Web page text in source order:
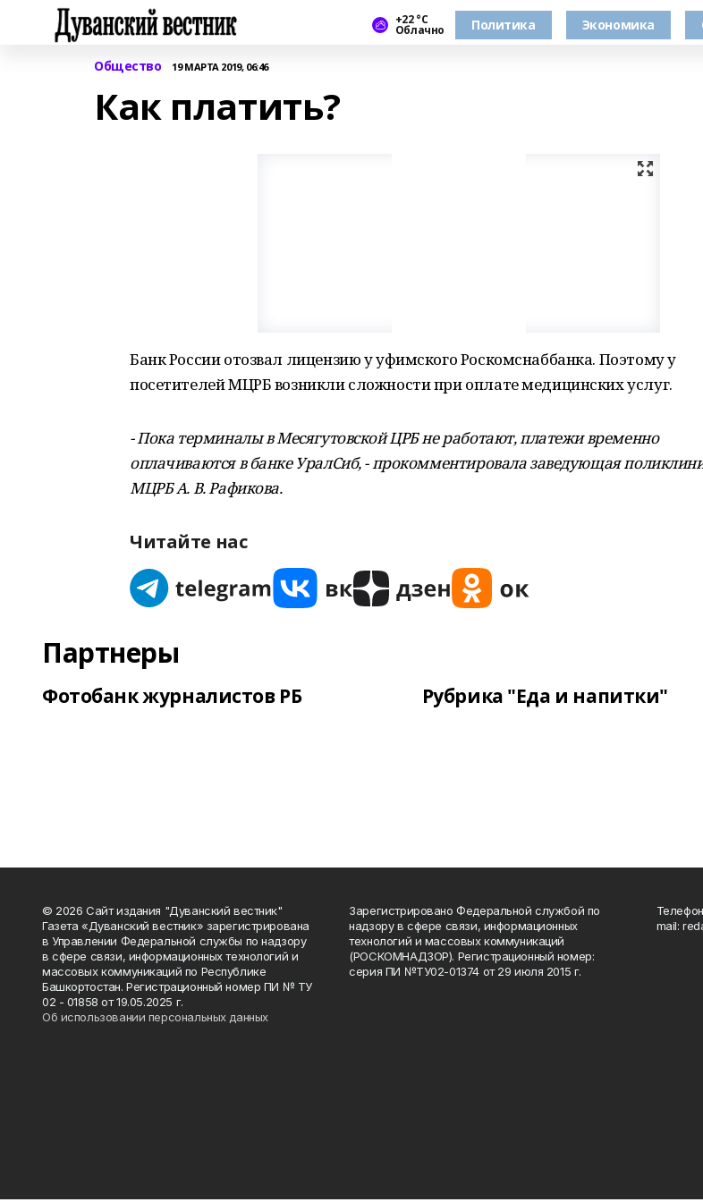
+22 °С
Облачно Политика Экономика
Общество 19 МАРТА 2019, 06:46
Как платить?
Банк России отозвал лицензию у уфимского Роскомснаббанка. Поэтому у
посетителей МЦРБ возникли сложности при оплате медицинских услуг.
- Пока терминалы в Месягутовской ЦРБ не работают, платежи временно
оплачиваются в банке УралСиб, - прокомментировала заведующая
МЦРБ А. В. Рафикова.
Читайте нас
Партнеры
Фотобанк журналистов РБ Рубрика "Еда и напитки"
© 2026 Сайт издания "Дуванский вестник"
Газета «Дуванский вестник» зарегистрирована
в Управлении Федеральной службы по надзору
в сфере связи, информационных технологий и
массовых коммуникаций по Республике
Башкортостан. Регистрационный номер ПИ № ТУ
02 - 01858 от 19.05.2025 г.
Об использовании персональных данных
Зарегистрировано Федеральной службой по
надзору в сфере связи, информационных
технологий и массовых коммуникаций
(РОСКОМНАДЗОР). Регистрационный номер:
серия ПИ №ТУ02-01374 от 29 июля 2015 г.
mail: